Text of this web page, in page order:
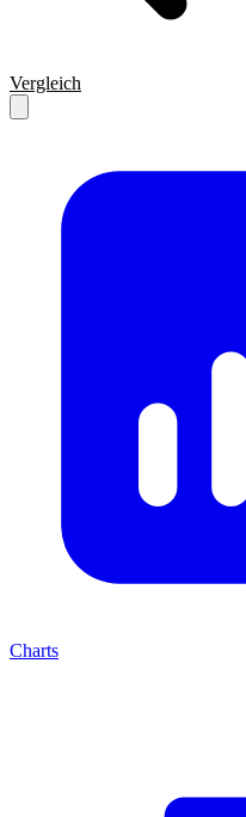
Vergleich
Charts